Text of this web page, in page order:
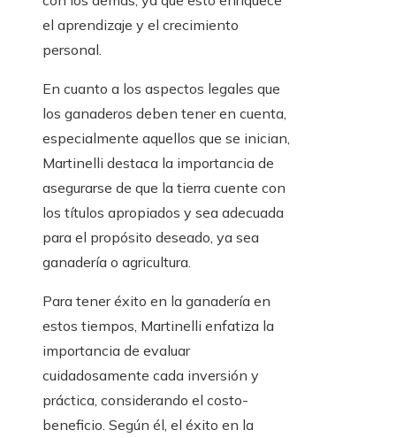
el aprendizaje y el crecimiento
personal.
En cuanto a los aspectos legales que
los ganaderos deben tener en cuenta,
especialmente aquellos que se inician,
Martinelli destaca la importancia de
asegurarse de que la tierra cuente con
los títulos apropiados y sea adecuada
para el propósito deseado, ya sea
ganadería o agricultura.
Para tener éxito en la ganadería en
estos tiempos, Martinelli enfatiza la
importancia de evaluar
cuidadosamente cada inversión y
práctica, considerando el costo-
beneficio. Según él, el éxito en la